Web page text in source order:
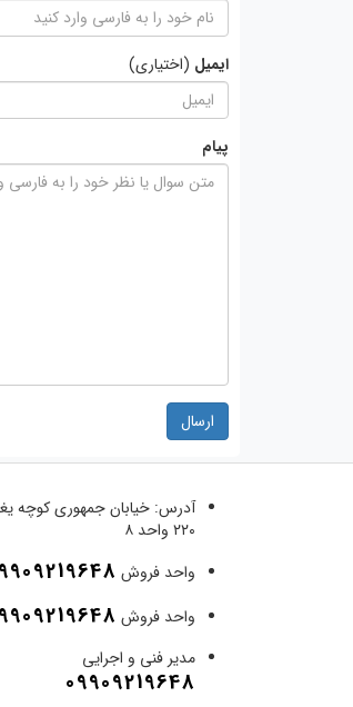
ایمیل (اختیاری)
پیام
ارسال
آدرس: خیابان جمهوری کوچه
۲۲۰ واحد ۸
واحد فروش
واحد فروش
مدیر فنی و اجرایی
09909219648